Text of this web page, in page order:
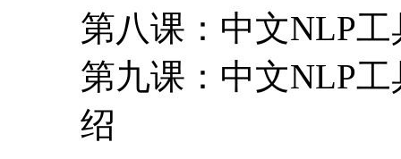
第八课：中文NLP
第九课：中文NLP
绍